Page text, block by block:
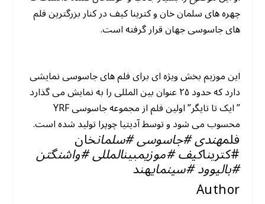
چهره های سلمان خان و کترینا کیف در کنار بزرگترین فلم
های جاسوسی جهان قرار گرفته است.
این موزیم بخش ویژه ای برای فلم های جاسوسی نمایشی
دارد که حدود ۲۵ عنوان بین المللی را به نمایش می گذارد
” ایک تا تایگر” اولین فلم از مجموعه جاسوسی YRF
محسوب می شود و توسط آدیتیا چوپرا تولید شده است.
فلمهندی #جاسوسی #سلمانخان
#کتریناکیف #موزیمبینالمللی #واشنگتن
#بالیوود #سینمایهند
Author